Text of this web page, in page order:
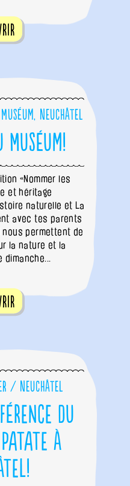
Neuchâtel
«Nommer les
et héritage
naturelle et La
avec tes parents
permettent de
la nature et la
dimanche...
/ Neuchâtel
du
à